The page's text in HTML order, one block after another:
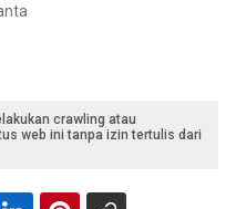
crawling atau
web ini tanpa izin tertulis dari